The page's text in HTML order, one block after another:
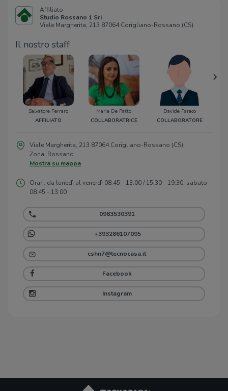
Affiliato
Studio Rossano 1 Srl
Viale Margherita, 213 87064 Corigliano-Rossano (CS)
Il nostro staff
Salvatore Ferraro
AFFILIATO
Maria De Patto
COLLABORATRICE
Davide Faraco
COLLABORATORE
Viale Margherita, 213 87064 Corigliano-Rossano (CS)
Zona: Rossano
Mostra su mappa
Orari: da lunedì al venerdì 08.45 - 13.00 / 15.30 - 19.30; sabato
08.45 - 13.00
0983530391
+393286107095
cshn7@tecnocasa.it
Facebook
Instagram